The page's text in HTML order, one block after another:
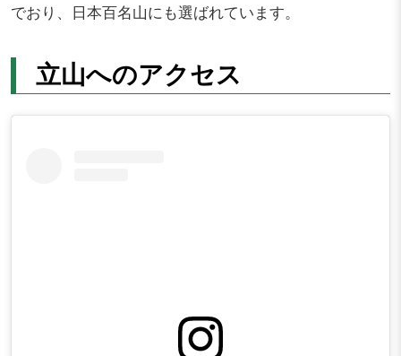
でおり、日本百名山にも選ばれています。
立山へのアクセス